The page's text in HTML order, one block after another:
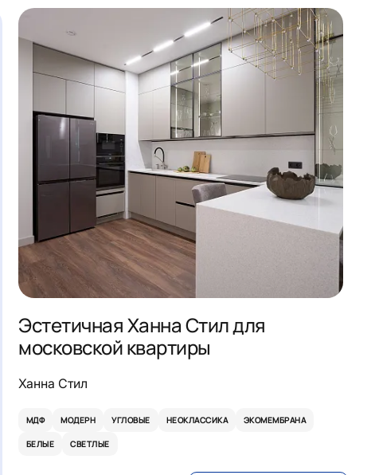
Эстетичная Ханна Стил для
московской квартиры
Ханна Стил
МДФ МОДЕРН УГЛОВЫЕ НЕОКЛАССИКА ЭКОМЕМБРАНА
БЕЛЫЕ СВЕТЛЫЕ